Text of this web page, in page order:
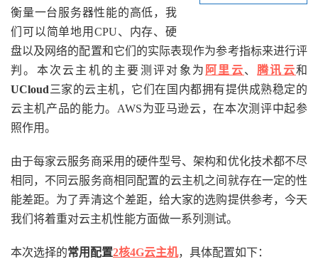
衡量一台服务器性能的高低，我
们可以简单地用CPU、内存、硬
盘以及网络的配置和它们的实际表现作为参考指标来进行评
判。本次云主机的主要测评对象为 阿里云、 腾讯云和
UCloud 三家的云主机，它们在国内都拥有提供成熟稳定的
云主机产品的能力。AWS为亚马逊云，在本次测评中起参
照作用。
由于每家云服务商采用的硬件型号、架构和优化技术都不尽
相同，不同云服务商相同配置的云主机之间就存在一定的性
能差距。为了弄清这个差距，给大家的选购提供参考，今天
我们将着重对云主机性能方面做一系列测试。
本次选择的常用配置2核4G云主机，具体配置如下：